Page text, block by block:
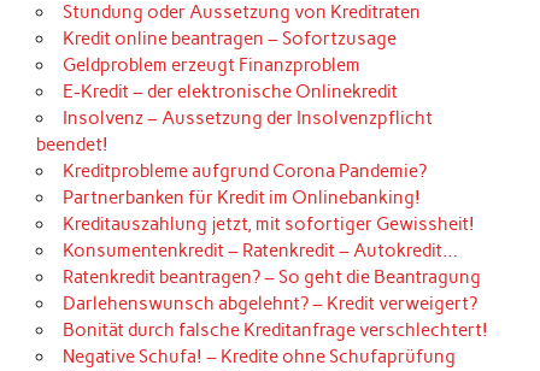
Stundung oder Aussetzung von Kreditraten
Kredit online beantragen – Sofortzusage
Geldproblem erzeugt Finanzproblem
E-Kredit – der elektronische Onlinekredit
Insolvenz – Aussetzung der Insolvenzpflicht
beendet!
Kreditprobleme aufgrund Corona Pandemie?
Partnerbanken für Kredit im Onlinebanking!
Kreditauszahlung jetzt, mit sofortiger Gewissheit!
Konsumentenkredit – Ratenkredit – Autokredit…
Ratenkredit beantragen? – So geht die Beantragung
Darlehenswunsch abgelehnt? – Kredit verweigert?
Bonität durch falsche Kreditanfrage verschlechtert!
Negative Schufa! – Kredite ohne Schufaprüfung